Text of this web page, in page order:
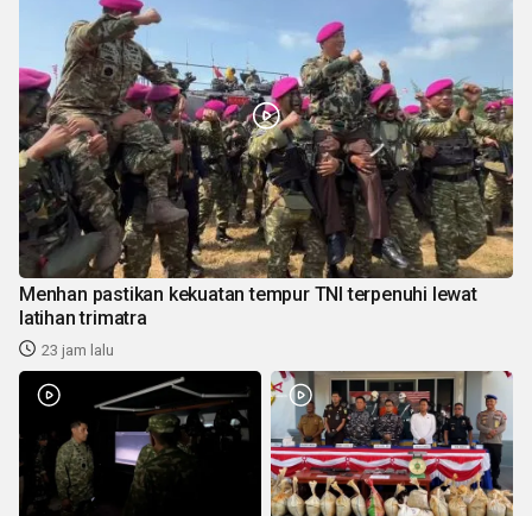
Menhan pastikan kekuatan tempur TNI terpenuhi lewat
latihan trimatra
23 jam lalu